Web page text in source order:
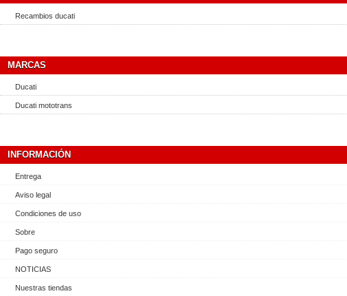
Recambios ducati
MARCAS
Ducati
Ducati mototrans
INFORMACIÓN
Entrega
Aviso legal
Condiciones de uso
Sobre
Pago seguro
NOTICIAS
Nuestras tiendas